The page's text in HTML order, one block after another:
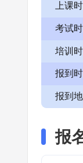
上课
考试
培训
报到
报到
报